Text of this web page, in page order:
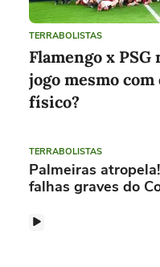
TERRABOLISTAS
Flamengo x
jogo mesmo com
físico?
TERRABOLISTAS
Palmeiras
falhas graves do